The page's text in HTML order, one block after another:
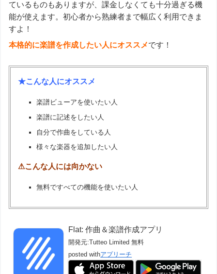
ているものもありますが、課金しなくても十分過ぎる機
能が使えます。初心者から熟練者まで幅広く利用できま
すよ！
本格的に楽譜を作成したい人にオススメです！
★こんな人にオススメ
楽譜ビューアを使いたい人
楽譜に記述をしたい人
自分で作曲をしている人
様々な楽器を追加したい人
⚠こんな人には向かない
無料ですべての機能を使いたい人
Flat: 作曲＆楽譜作成アプリ
開発元:Tutteo Limited 無料
posted withアプリーチ